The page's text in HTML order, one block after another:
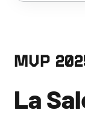
MVP
La